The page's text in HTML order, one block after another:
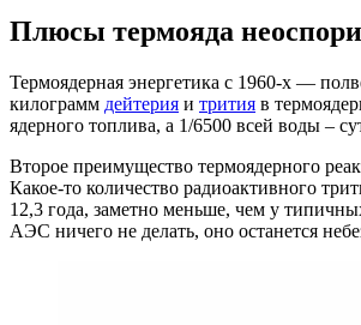
Плюсы термояда
Термоядерная энергетика с 1960-х —
килограмм дейтерия и трития в
ядерного топлива, а 1/6500 всей воды –
Второе преимущество термоядерного
Какое-то количество радиоактивного
12,3 года, заметно меньше, чем у
АЭС ничего не делать, оно останется